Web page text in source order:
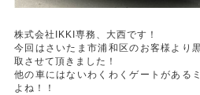
株式会社IKKI専務、大西です！
今回はさいたま市浦和区のお客様より
取させて頂きました！
他の車にはないわくわくゲートがある
よね！！